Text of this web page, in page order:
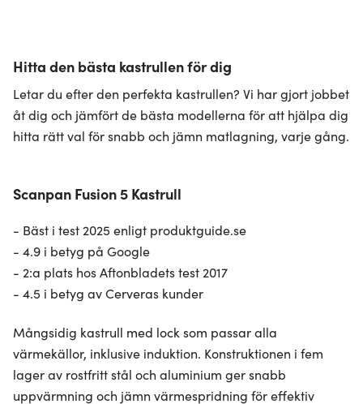
Hitta den bästa kastrullen för dig
Letar du efter den perfekta kastrullen? Vi har gjort jobbet
åt dig och jämfört de bästa modellerna för att hjälpa dig
hitta rätt val för snabb och jämn matlagning, varje gång.
Scanpan Fusion 5 Kastrull
- Bäst i test 2025 enligt produktguide.se
- 4.9 i betyg på Google
- 2:a plats hos Aftonbladets test 2017
- 4.5 i betyg av Cerveras kunder
Mångsidig kastrull med lock som passar alla
värmekällor, inklusive induktion. Konstruktionen i fem
lager av rostfritt stål och aluminium ger snabb
uppvärmning och jämn värmespridning för effektiv